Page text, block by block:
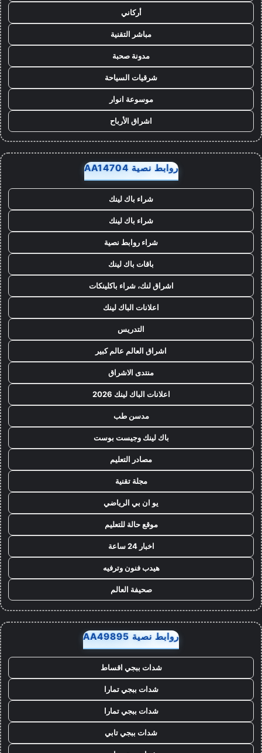
أركاني
مباشر التقنية
مدونة صحبة
شرقيات السياحة
موسوعة انوار
اشراق الأرباح
روابط نصية AA14704
شراء باك لينك
شراء باك لينك
شراء روابط نصية
باقات باك لينك
اشراق لنك، شراء باكلينكات
اعلانات الباك لينك
التدريس
اشراق العالم عالم كبير
منتدى الاشراق
اعلانات الباك لينك 2026
مدسن طب
باك لينك وجيست بوست
مصادر التعليم
مجلة تقنية
يو ان بي الرياضي
موقع حالة للتعليم
اخبار 24 ساعة
هيدب فنون وترفيه
صحيفة العالم
روابط نصية AA49895
شدات ببجي اقساط
شدات ببجي تمارا
شدات ببجي تمارا
شدات ببجي تابي